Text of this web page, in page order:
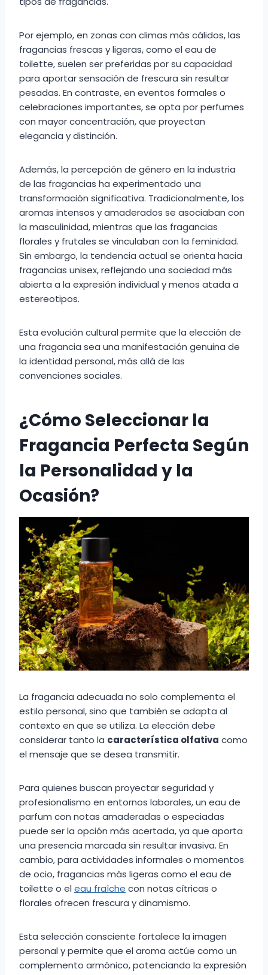
Por ejemplo, en zonas con climas más cálidos, las
fragancias frescas y ligeras, como el eau de
toilette, suelen ser preferidas por su capacidad
para aportar sensación de frescura sin resultar
pesadas. En contraste, en eventos formales o
celebraciones importantes, se opta por perfumes
con mayor concentración, que proyectan
elegancia y distinción.
Además, la percepción de género en la industria
de las fragancias ha experimentado una
transformación significativa. Tradicionalmente, los
aromas intensos y amaderados se asociaban con
la masculinidad, mientras que las fragancias
florales y frutales se vinculaban con la feminidad.
Sin embargo, la tendencia actual se orienta hacia
fragancias unisex, reflejando una sociedad más
abierta a la expresión individual y menos atada a
estereotipos.
Esta evolución cultural permite que la elección de
una fragancia sea una manifestación genuina de
la identidad personal, más allá de las
convenciones sociales.
¿Cómo Seleccionar la
Fragancia Perfecta Según
la Personalidad y la
Ocasión?
La fragancia adecuada no solo complementa el
estilo personal, sino que también se adapta al
contexto en que se utiliza. La elección debe
considerar tanto la característica olfativa como
el mensaje que se desea transmitir.
Para quienes buscan proyectar seguridad y
profesionalismo en entornos laborales, un eau de
parfum con notas amaderadas o especiadas
puede ser la opción más acertada, ya que aporta
una presencia marcada sin resultar invasiva. En
cambio, para actividades informales o momentos
de ocio, fragancias más ligeras como el eau de
toilette o el eau fraîche con notas cítricas o
florales ofrecen frescura y dinamismo.
Esta selección consciente fortalece la imagen
personal y permite que el aroma actúe como un
complemento armónico, potenciando la expresión